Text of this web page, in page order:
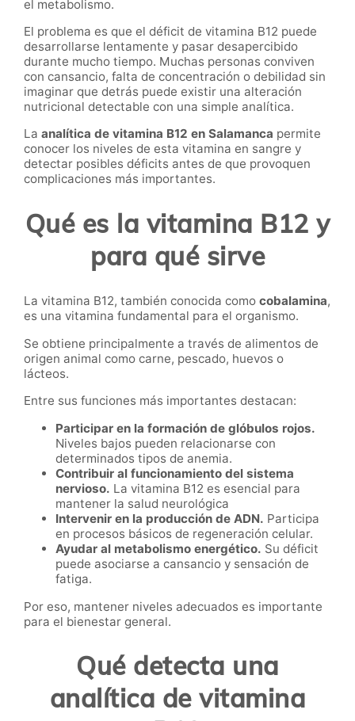
el metabolismo.
El problema es que el déficit de vitamina B12 puede
desarrollarse lentamente y pasar desapercibido
durante mucho tiempo. Muchas personas conviven
con cansancio, falta de concentración o debilidad sin
imaginar que detrás puede existir una alteración
nutricional detectable con una simple analítica.
La analítica de vitamina B12 en Salamanca permite
conocer los niveles de esta vitamina en sangre y
detectar posibles déficits antes de que provoquen
complicaciones más importantes.
Qué es la vitamina B12 y
para qué sirve
La vitamina B12, también conocida como cobalamina,
es una vitamina fundamental para el organismo.
Se obtiene principalmente a través de alimentos de
origen animal como carne, pescado, huevos o
lácteos.
Entre sus funciones más importantes destacan:
Participar en la formación de glóbulos rojos.
Niveles bajos pueden relacionarse con
determinados tipos de anemia.
Contribuir al funcionamiento del sistema
nervioso. La vitamina B12 es esencial para
mantener la salud neurológica
Intervenir en la producción de ADN. Participa
en procesos básicos de regeneración celular.
Ayudar al metabolismo energético. Su déficit
puede asociarse a cansancio y sensación de
fatiga.
Por eso, mantener niveles adecuados es importante
para el bienestar general.
Qué detecta una
analítica de vitamina